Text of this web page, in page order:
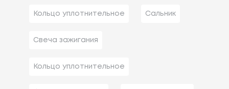
Кольцо уплотнительное Сальник
Свеча зажигания
Кольцо уплотнительное